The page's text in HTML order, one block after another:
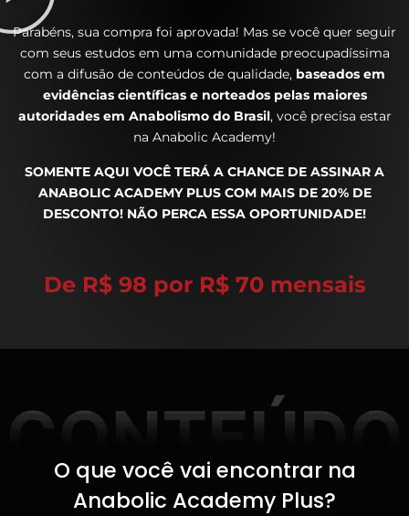
Parabéns, sua compra foi aprovada! Mas se você quer seguir
com seus estudos em uma comunidade preocupadíssima
com a difusão de conteúdos de qualidade, baseados em
evidências científicas e norteados pelas maiores
autoridades em Anabolismo do Brasil, você precisa estar
na Anabolic Academy!
SOMENTE AQUI VOCÊ TERÁ A CHANCE DE ASSINAR A
ANABOLIC ACADEMY PLUS COM MAIS DE 20% DE
DESCONTO! NÃO PERCA ESSA OPORTUNIDADE!
De R$ 98 por R$ 70 mensais
O que você vai encontrar na
Anabolic Academy Plus?